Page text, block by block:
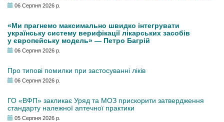
06 Серпня 2026 р.
«Ми прагнемо максимально швидко інтегрувати
українську систему верифікації лікарських засобів
у європейську модель» — Петро Багрій
06 Серпня 2026 р.
Про типові помилки при застосуванні ліків
06 Серпня 2026 р.
ГО «ВФП» закликає Уряд та МОЗ прискорити затвердження
стандарту належної аптечної практики
05 Серпня 2026 р.